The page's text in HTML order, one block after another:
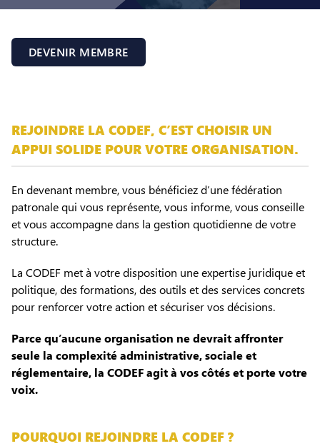
DEVENIR MEMBRE
REJOINDRE LA CODEF, C’EST CHOISIR UN
APPUI SOLIDE POUR VOTRE ORGANISATION.
En devenant membre, vous bénéficiez d’une fédération
patronale qui vous représente, vous informe, vous conseille
et vous accompagne dans la gestion quotidienne de votre
structure.
La CODEF met à votre disposition une expertise juridique et
politique, des formations, des outils et des services concrets
pour renforcer votre action et sécuriser vos décisions.
Parce qu’aucune organisation ne devrait affronter
seule la complexité administrative, sociale et
réglementaire, la CODEF agit à vos côtés et porte votre
voix.
POURQUOI REJOINDRE LA CODEF ?